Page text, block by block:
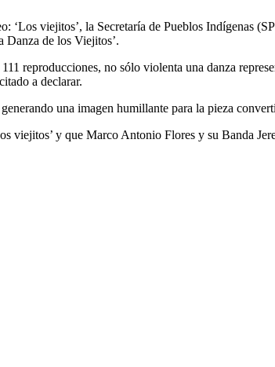
viejitos’, la Secretaría de Pueblos Indígenas
Danza de los Viejitos’.
reproducciones, no sólo violenta una danza
a declarar.
una imagen humillante para la pieza
viejitos’ y que Marco Antonio Flores y su Banda